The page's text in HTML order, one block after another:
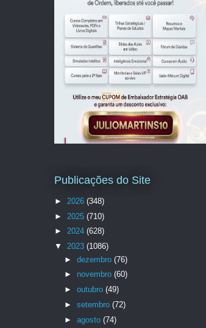
Publicações do Site
► 2026 (348)
► 2025 (710)
► 2024 (628)
▼ 2023 (1086)
► dezembro (76)
► novembro (60)
► outubro (49)
► setembro (72)
► agosto (74)